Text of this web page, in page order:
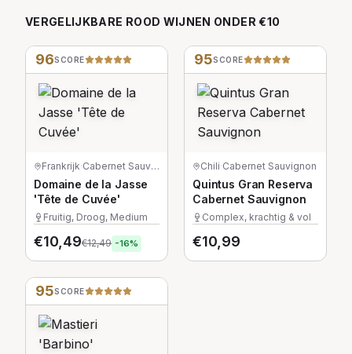
VERGELIJKBARE ROOD WIJNEN ONDER €10
96SCORE
Frankrijk· Cabernet Sauvignon
Domaine de la Jasse
'Tête de Cuvée'
Fruitig, Droog, Medium
€10,49€12,49 -16%
95SCORE
Chili·Cabernet Sauvignon
Quintus Gran Reserva
Cabernet Sauvignon
Complex, krachtig & vol
€10,99
95SCORE